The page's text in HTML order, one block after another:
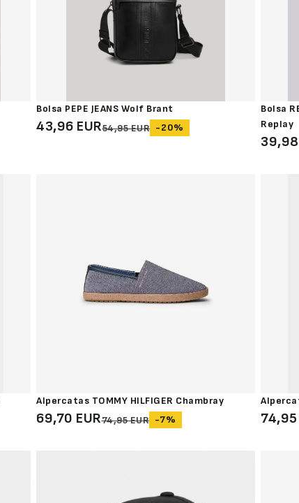
Bolsa PEPE JEANS Wolf Brant
43,96 EUR54,95 EUR -20%
Bolsa
Replay
39,98
Alpercatas TOMMY HILFIGER Chambray
69,70 EUR74,95 EUR -7% 74,95